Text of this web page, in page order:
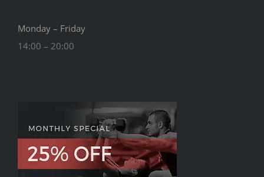
Monday – Friday
14:00 – 20:00